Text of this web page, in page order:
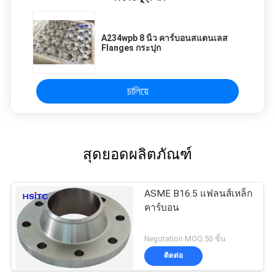
properly!""The Pico 4's visual clarity is fantastic
once you dial in the IPD correctly. The manual
adjustment is smooth, and finding that sweet
strain during long sessions. Highly recommend
taking the time to set it up properly!""The Pico
the difference. No more eye strain during long
A234wpb 8 นิ้ว คาร์บอนสแตนเลส
Flanges กระปุก
চালিয়ে
สุดยอดผลิตภัณฑ์
ASME B16.5 แฟลนส์เหล็ก
คาร์บอน
Negotation MOQ:50 ชิ้น
ติดต่อ